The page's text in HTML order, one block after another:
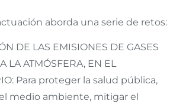
aborda una serie de retos:
DE LAS EMISIONES DE GASES
LA ATMÓSFERA, EN EL
Para proteger la salud pública,
medio ambiente, mitigar el